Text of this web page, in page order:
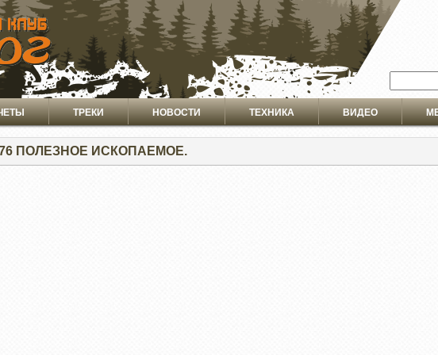
ТРЕКИ НОВОСТИ ТЕХНИКА ВИДЕО
ПОЛЕЗНОЕ ИСКОПАЕМОЕ.